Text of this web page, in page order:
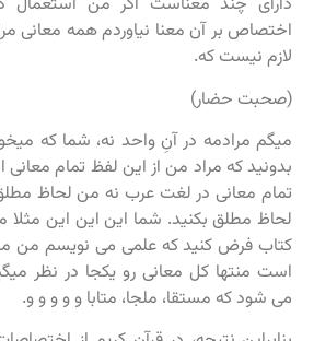
اختصاص بر آن معنا نیاوردم همه معانی
لازم نیست که.
(صحبت حضار)
میگم مرادمه در آنِ واحد نه، شما که
بدونید که مراد من از این لفظ تمام
تمام معانی در لغت عرب نه من لحاظ
لحاظ مطلق بکنید. شما این این این مثلا
کتاب فرض کنید که علمی می نویسم من
است منتها کل معانی رو یکجا در نظر
می شود که مستقا، ملجا، متابا و و و و و.